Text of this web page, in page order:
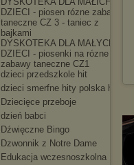
DZIECI - piosen rózne zabawy
taneczne CZ 3 - taniec z
bajkami
DYSKOTEKA DLA MAŁYCH
DZIECI - piosenki na rózne
zabawy taneczne CZ1
dzieci przedszkole hit
dzieci smerfne hity polska hit
Dziecięce przeboje
dzień babci
Dźwięczne Bingo
Dzwonnik z Notre Dame
Edukacja wczesnoszkolna